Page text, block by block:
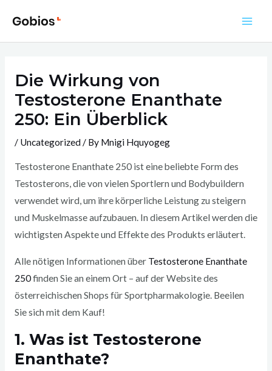
content
Die Wirkung von
Testosterone Enanthate
250: Ein Überblick
/ Uncategorized/ By Mnigi Hquyogeg
Testosterone Enanthate 250 ist eine beliebte Form des
Testosterons, die von vielen Sportlern und Bodybuildern
verwendet wird, um ihre körperliche Leistung zu steigern
und Muskelmasse aufzubauen. In diesem Artikel werden die
wichtigsten Aspekte und Effekte des Produkts erläutert.
Alle nötigen Informationen über Testosterone Enanthate
250finden Sie an einem Ort – auf der Website des
österreichischen Shops für Sportpharmakologie. Beeilen
Sie sich mit dem Kauf!
1. Was ist Testosterone
Enanthate?